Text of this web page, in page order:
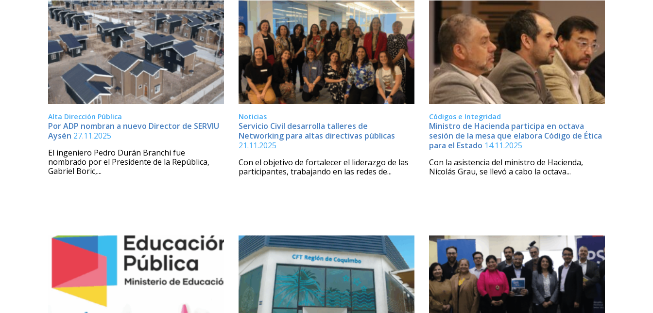
Alta Dirección Pública
Por ADP nombran a nuevo Director de SERVIU
Aysén 27.11.2025
El ingeniero Pedro Durán Branchi fue
nombrado por el Presidente de la República,
Gabriel Boric,...
Noticias
Servicio Civil desarrolla talleres de
Networking para altas directivas públicas
21.11.2025
Con el objetivo de fortalecer el liderazgo de las
participantes, trabajando en las redes de...
Códigos e Integridad
Ministro de Hacienda participa en octava
sesión de la mesa que elabora Código de Ética
para el Estado 14.11.2025
Con la asistencia del ministro de Hacienda,
Nicolás Grau, se llevó a cabo la octava...